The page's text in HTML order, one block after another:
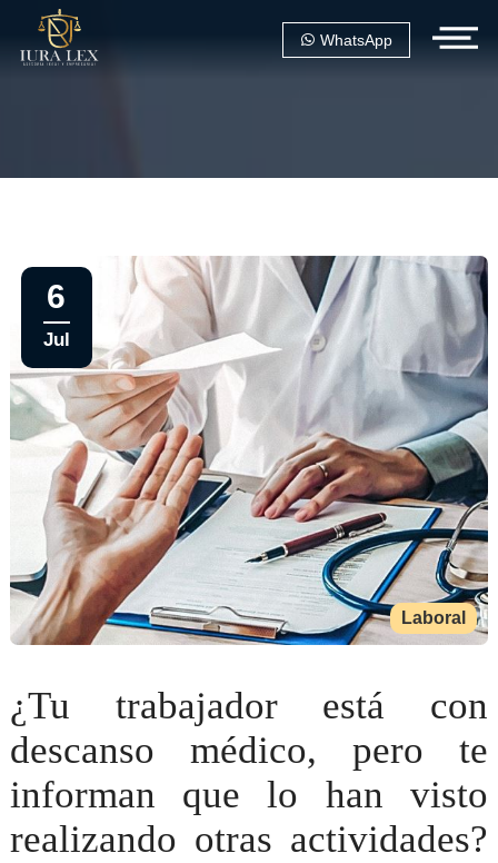
WhatsApp
Laboral
6
Jul
¿Tu trabajador está con
descanso médico, pero te
informan que lo han visto
realizando otras actividades?